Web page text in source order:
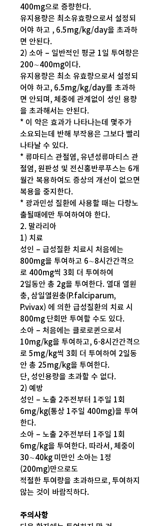
400mg으로 증량한다.
유지용량은 최소유효량으로서 설정되
어야 하고 , 6.5mg/kg/day을 초과하
면 안된다.
2) 소아 – 일반적인 평균 1일 투여량은
200∼400mg이다.
유지용량은 최소 유효량으로서 설정되
어야 하고, 6.5mg/kg/day를 초과하
면 안되며, 체중에 관계없이 성인 용량
을 초과해서는 안된다.
* 이 약은 효과가 나타나는데 몇주가
소요되는데 반해 부작용은 그보다 빨리
나타날 수 있다.
* 류마티스 관절염, 유년성류마티스 관
절염, 원판성 및 전신홍반루푸스는 6개
월간 복용하여도 증상의 개선이 없으면
복용을 중지한다.
* 광과민성 질환에 사용할 때는 다량노
출될때에만 투여하여야 한다.
2. 말라리아
1) 치료
성인 – 급성질환 치료시 처음에는
800mg을 투여하고 6∼8시간간격으
로 400mg씩 3회 더 투여하여
2일동안 총 2g을 투여한다. 열대 열원
충, 삼일열원충(P.falciparum,
P.vivax) 에 의한 급성질환의 치료 시
800mg 단회만 투여할 수도 있다.
소아 – 처음에는 클로로퀸으로서
10mg/kg을 투여하고, 6-8시간간격으
로 5mg/kg씩 3회 더 투여하여 2일동
안 총 25mg/kg을 투여한다.
단, 성인용량을 초과할 수 없다.
2) 예방
성인 – 노출 2주전부터 1주일 1회
6mg/kg(통상 1주일 400mg)을 투여
한다.
소아 – 노출 2주전부터 1주일 1회
6mg/kg을 투여한다. 따라서, 체중이
30∼40kg 미만인 소아는 1정
(200mg)만으로도
적절한 투여량을 초과하므로, 투여하지
않는 것이 바람직하다.
주의사항